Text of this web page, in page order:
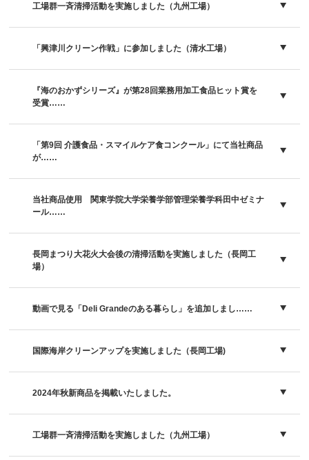
工場群一斉清掃活動を実施しました（九州工場）
「興津川クリーン作戦」に参加しました（清水工場）
『海のおかずシリーズ』が第28回業務用加工食品ヒット賞を
受賞……
「第9回 介護食品・スマイルケア食コンクール」にて当社商品
が……
当社商品使用 関東学院大学栄養学部管理栄養学科田中ゼミナ
ール……
長岡まつり大花火大会後の清掃活動を実施しました（長岡工
場）
動画で見る「Deli Grandeのある暮らし」を追加しまし……
国際海岸クリーンアップを実施しました（長岡工場)
2024年秋新商品を掲載いたしました。
工場群一斉清掃活動を実施しました（九州工場）